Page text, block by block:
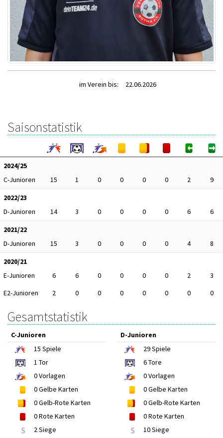
im Verein bis: 22.06.2026
Saisonstatistik
2024/25
C-Junioren
15 1 0 0 0 0 2
9
2022/23
D-Junioren
14 3 0 0 0 0 6
6
2021/22
D-Junioren
15 3 0 0 0 0 4
8
2020/21
E-Junioren
6 6 0 0 0 0 2
3
E2-Junioren
2 0 0 0 0 0 0 0
Gesamtstatistik
C-Junioren
15 Spiele
1 Tor
0Vorlagen
0Gelbe Karten
0Gelb-Rote Karten
0Rote Karten
S 2 Siege
D-Junioren
29Spiele
6Tore
0Vorlagen
0Gelbe Karten
0Gelb-Rote Karten
0Rote Karten
S 10 Siege